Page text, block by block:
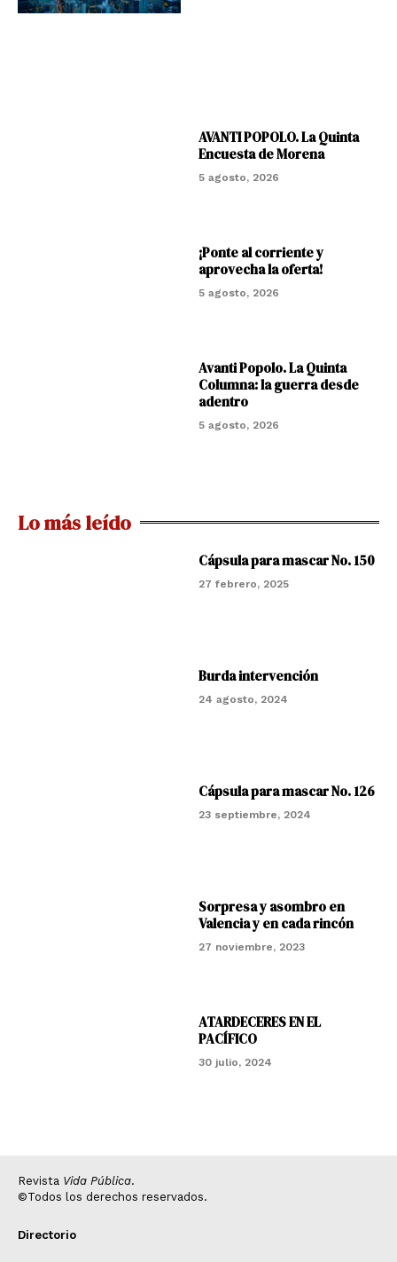
AVANTI POPOLO. La Quinta
Encuesta de Morena
5 agosto, 2026
¡Ponte al corriente y
aprovecha la oferta!
5 agosto, 2026
Avanti Popolo. La Quinta
Columna: la guerra desde
adentro
5 agosto, 2026
Lo más leído
Cápsula para mascar No. 150
27 febrero, 2025
Burda intervención
24 agosto, 2024
Cápsula para mascar No. 126
23 septiembre, 2024
Sorpresa y asombro en
Valencia y en cada rincón
27 noviembre, 2023
ATARDECERES EN EL
PACÍFICO
30 julio, 2024
Revista Vida Pública.
©Todos los derechos reservados.
Directorio